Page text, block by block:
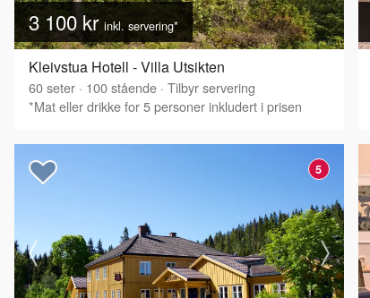
3 100 krinkl. servering*
Kleivstua Hotell - Villa Utsikten
60seter · 100stående · Tilbyr servering
*Mat eller drikke for 5 personer inkludert i prisen
5